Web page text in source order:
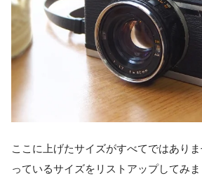
ここに上げたサイズがすべてではあり
っているサイズをリストアップしてみま